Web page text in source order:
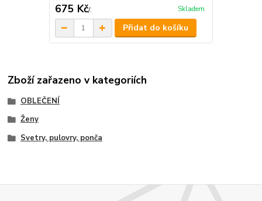
675 Kč/. Skladem
Přidat do košíku
Zboží zařazeno v kategoriích
OBLEČENÍ
Ženy
Svetry, pulovry, ponča